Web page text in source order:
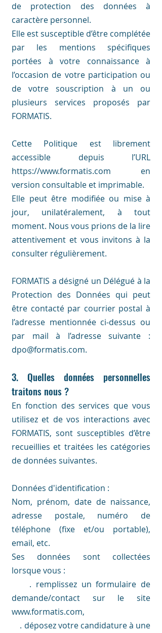
de protection des données à
caractère personnel.
Elle est susceptible d’être complétée
par les mentions spécifiques
portées à votre connaissance à
l’occasion de votre participation ou
de votre souscription à un ou
plusieurs services proposés par
FORMATIS.
Cette Politique est librement
accessible depuis l’URL
https://www.formatis.com en
version consultable et imprimable.
Elle peut être modifiée ou mise à
jour, unilatéralement, à tout
moment. Nous vous prions de la lire
attentivement et vous invitons à la
consulter régulièrement.
FORMATIS a désigné un Délégué à la
Protection des Données qui peut
être contacté par courrier postal à
l’adresse mentionnée ci-dessus ou
par mail à l’adresse suivante :
dpo@formatis.com.
3. Quelles données personnelles
traitons nous ?
En fonction des services que vous
utilisez et de vos interactions avec
FORMATIS, sont susceptibles d’être
recueillies et traitées les catégories
de données suivantes.
Données d'identification :
Nom, prénom, date de naissance,
adresse postale, numéro de
téléphone (fixe et/ou portable),
email, etc.
Ses données sont collectées
lorsque vous :
. remplissez un formulaire de
demande/contact sur le site
www.formatis.com,
. déposez votre candidature à une